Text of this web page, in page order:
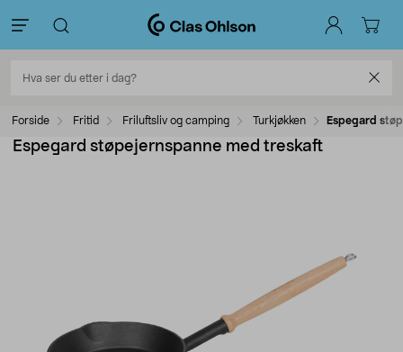
Forside Fritid Friluftsliv og camping Turkjøkken Espegard
Espegard støpejernspanne med treskaft